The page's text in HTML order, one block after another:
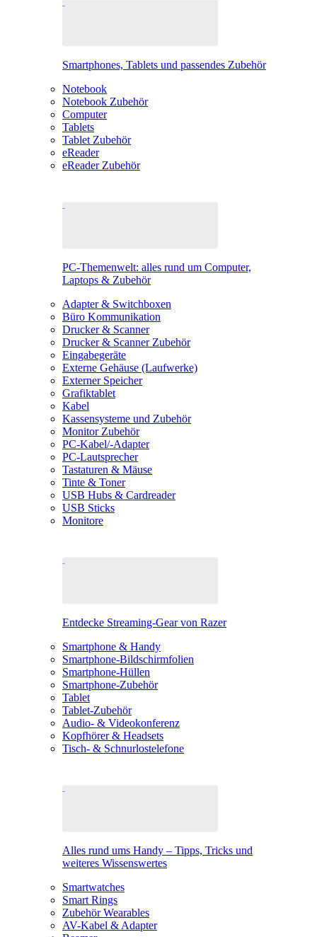
Smartphones, Tablets und passendes Zubehör
Notebook
Notebook Zubehör
Computer
Tablets
Tablet Zubehör
eReader
eReader Zubehör
PC-Themenwelt: alles rund um Computer,
Laptops & Zubehör
Adapter & Switchboxen
Büro Kommunikation
Drucker & Scanner
Drucker & Scanner Zubehör
Eingabegeräte
Externe Gehäuse (Laufwerke)
Externer Speicher
Grafiktablet
Kabel
Kassensysteme und Zubehör
Monitor Zubehör
PC-Kabel/-Adapter
PC-Lautsprecher
Tastaturen & Mäuse
Tinte & Toner
USB Hubs & Cardreader
USB Sticks
Monitore
Entdecke Streaming-Gear von Razer
Smartphone & Handy
Smartphone-Bildschirmfolien
Smartphone-Hüllen
Smartphone-Zubehör
Tablet
Tablet-Zubehör
Audio- & Videokonferenz
Kopfhörer & Headsets
Tisch- & Schnurlostelefone
Alles rund ums Handy – Tipps, Tricks und
weiteres Wissenswertes
Smartwatches
Smart Rings
Zubehör Wearables
AV-Kabel & Adapter